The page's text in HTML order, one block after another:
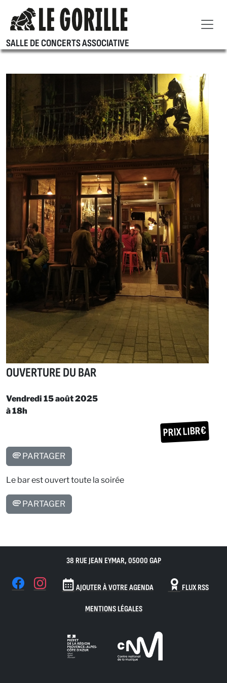
SALLE DE CONCERTS ASSOCIATIVE
OUVERTURE DU BAR
Vendredi 15 août 2025
à 18h
PRIX LIBR€
PARTAGER
Le bar est ouvert toute la soirée
PARTAGER
38 RUE JEAN EYMAR, 05000 GAP
AJOUTER À VOTRE AGENDA FLUX RSS
MENTIONS LÉGALES